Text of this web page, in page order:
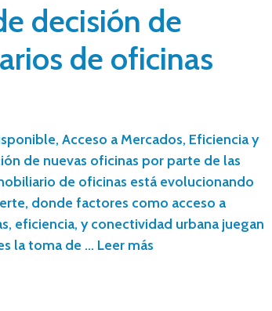
decisión de
de oficinas
Acceso a Mercados, Eficiencia y
de nuevas oficinas por parte de las
de oficinas está evolucionando
donde factores como acceso a
eficiencia, y conectividad urbana juegan
la toma de … Leer más